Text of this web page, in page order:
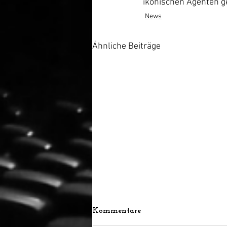
News
Ähnliche Beiträge
Kommentare